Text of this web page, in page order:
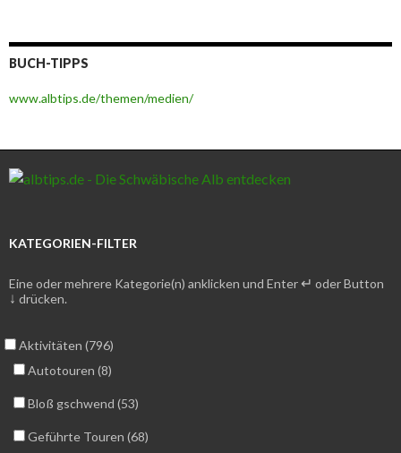
BUCH-TIPPS
www.albtips.de/themen/medien/
KATEGORIEN-FILTER
Eine oder mehrere Kategorie(n) anklicken und Enter ↵ oder Button
↓ drücken.
Aktivitäten (796)
Autotouren (8)
Bloß gschwend (53)
Geführte Touren (68)